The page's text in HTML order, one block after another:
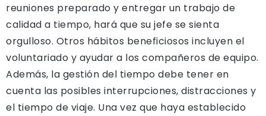
reuniones preparado y entregar un trabajo de
calidad a tiempo, hará que su jefe se sienta
orgulloso. Otros hábitos beneficiosos incluyen el
voluntariado y ayudar a los compañeros de equipo.
Además, la gestión del tiempo debe tener en
cuenta las posibles interrupciones, distracciones y
el tiempo de viaje. Una vez que haya establecido